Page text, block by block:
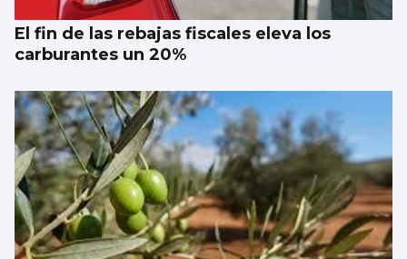
El fin de las rebajas fiscales eleva los
carburantes un 20%